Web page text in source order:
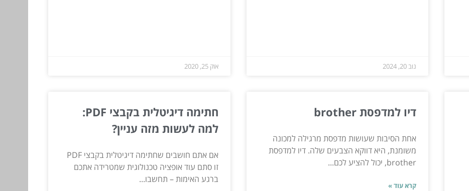
נוב 20, 2024 אוק 25, 2020
דיו למדפסת brother
אחת הסיבות שעושות מדפסת מרגילה למכונה
משומנת, היא דווקא הצבעים שלה. דיו למדפסת
brother, יכול להציע לכם...
קרא עוד »
חתימה דיגיטלית בקבצי PDF:
למה לעשות מזה עניין?
אם אתם חושבים שחתימה דיגיטלית בקבצי PDF
זו סתם עוד אופציה טכנולוגית שמטרידה אתכם
ברגע האימות – תחשבו...